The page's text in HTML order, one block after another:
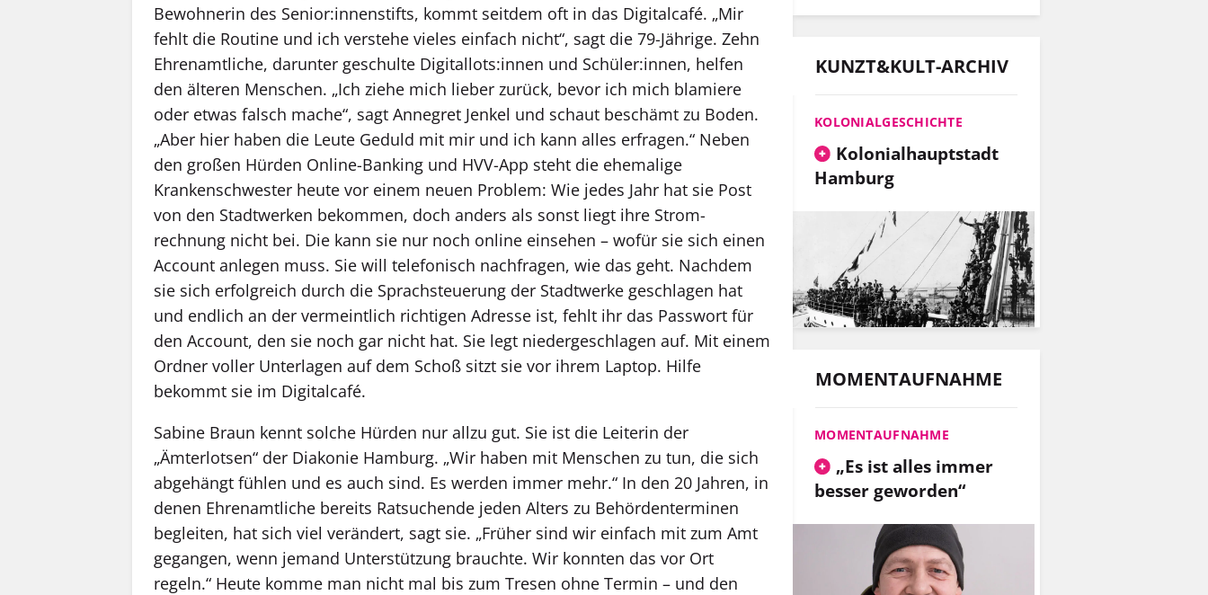
Bewohnerin des Seni­or:innenstifts, kommt seitdem oft in das Digitalcafé. „Mir
fehlt die Routine und ich verstehe vieles einfach nicht“, sagt die 79-Jährige. Zehn
Ehrenamtliche, darunter geschulte Digitallots:innen und Schüler:innen, helfen
den älteren Menschen. „Ich ziehe mich lieber zurück, bevor ich mich blamiere
oder etwas falsch mache“, sagt Annegret Jenkel und schaut beschämt zu Boden.
„Aber hier haben die Leute Geduld mit mir und ich kann alles erfragen.“ Neben
den großen Hürden Online-Banking und HVV-App steht die ehemalige
Krankenschwester heute vor einem neuen Pro­blem: Wie jedes Jahr hat sie Post
von den Stadtwerken bekommen, doch anders als sonst liegt ihre Strom­
rechnung nicht bei. Die kann sie nur noch online einsehen – wofür sie sich einen
Account anlegen muss. Sie will telefonisch ­nachfragen, wie das geht. Nachdem
sie sich erfolgreich durch die Sprachsteuerung der Stadtwerke geschlagen hat
und endlich an der vermeintlich richtigen Adresse ist, fehlt ihr das Passwort für
den Account, den sie noch gar nicht hat. Sie legt niedergeschlagen auf. Mit einem
Ordner voller Unterlagen auf dem Schoß sitzt sie vor ihrem Laptop. Hilfe
bekommt sie im Digitalcafé.
Sabine Braun kennt solche Hürden nur allzu gut. Sie ist die Leiterin der
„Ämterlotsen“ der Diakonie Hamburg. „Wir haben mit Menschen zu tun, die sich
abgehängt fühlen und es auch sind. Es werden immer mehr.“ In den 20 Jahren, in
denen Ehrenamtliche bereits Ratsuchende jeden Alters zu Behördenterminen
begleiten, hat sich viel verändert, sagt sie. „Früher sind wir einfach mit zum Amt
gegangen, wenn jemand Unterstützung brauchte. Wir konnten das vor Ort
regeln.“ Heute komme man nicht mal bis zum Tresen ohne Termin – und den
KUNZT&KULT-ARCHIV
KOLONIALGESCHICHTE
Kolonialhauptstadt
Hamburg
MOMENTAUFNAHME
MOMENTAUFNAHME
„Es ist alles immer
besser geworden“